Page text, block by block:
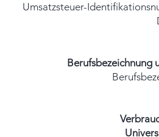
Umsatzsteuer-
Berufsbezeichnung